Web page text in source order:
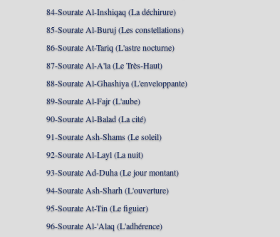
84-Sourate Al-Inshiqaq (La déchirure)
85-Sourate Al-Buruj (Les constellations)
86-Sourate At-Tariq (L'astre nocturne)
87-Sourate Al-A'la (Le Très-Haut)
88-Sourate Al-Ghashiya (L'enveloppante)
89-Sourate Al-Fajr (L'aube)
90-Sourate Al-Balad (La cité)
91-Sourate Ash-Shams (Le soleil)
92-Sourate Al-Layl (La nuit)
93-Sourate Ad-Duha (Le jour montant)
94-Sourate Ash-Sharh (L'ouverture)
95-Sourate At-Tin (Le figuier)
96-Sourate Al-'Alaq (L'adhérence)